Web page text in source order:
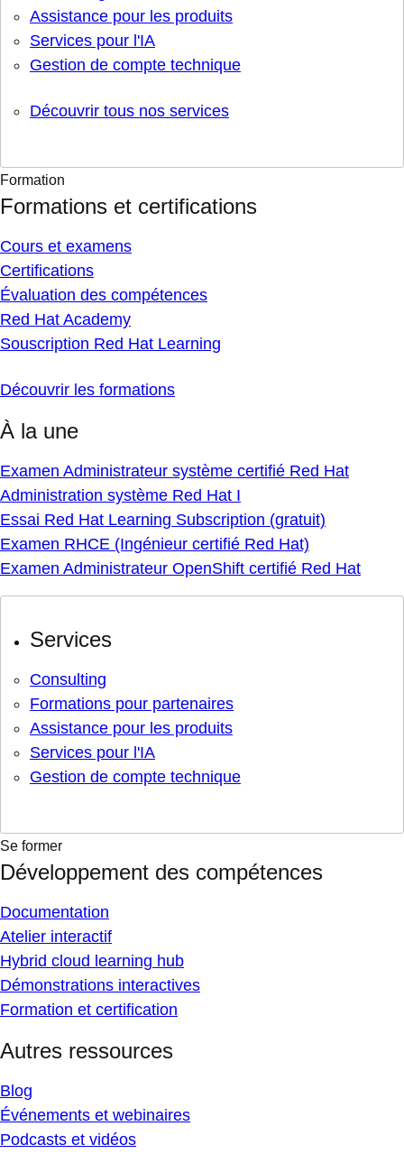
Assistance pour les produits
Services pour l'IA
Gestion de compte technique
Découvrir tous nos services
Formation
Formations et certifications
Cours et examens
Certifications
Évaluation des compétences
Red Hat Academy
Souscription Red Hat Learning
Découvrir les formations
À la une
Examen Administrateur système certifié Red Hat
Administration système Red Hat I
Essai Red Hat Learning Subscription (gratuit)
Examen RHCE (Ingénieur certifié Red Hat)
Examen Administrateur OpenShift certifié Red Hat
Services
Consulting
Formations pour partenaires
Assistance pour les produits
Services pour l'IA
Gestion de compte technique
Se former
Développement des compétences
Documentation
Atelier interactif
Hybrid cloud learning hub
Démonstrations interactives
Formation et certification
Autres ressources
Blog
Événements et webinaires
Podcasts et vidéos